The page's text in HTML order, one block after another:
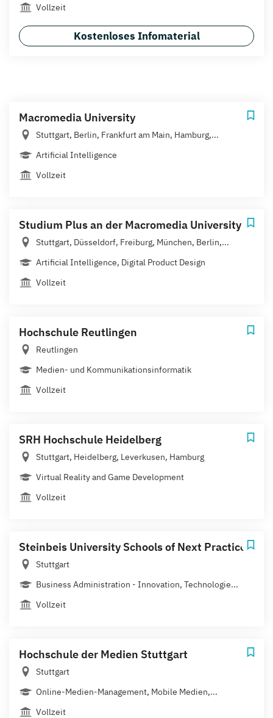
Vollzeit
Kostenloses Infomaterial
Macromedia University
Stuttgart, Berlin, Frankfurt am Main, Hamburg,...
Artificial Intelligence
Vollzeit
Studium Plus an der Macromedia University
Stuttgart, Düsseldorf, Freiburg, München, Berlin,...
Artificial Intelligence, Digital Product Design
Vollzeit
Hochschule Reutlingen
Reutlingen
Medien- und Kommunikationsinformatik
Vollzeit
SRH Hochschule Heidelberg
Stuttgart, Heidelberg, Leverkusen, Hamburg
Virtual Reality and Game Development
Vollzeit
Steinbeis University Schools of Next Practices
Stuttgart
Business Administration - Innovation, Technologie...
Vollzeit
Hochschule der Medien Stuttgart
Stuttgart
Online-Medien-Management, Mobile Medien,...
Vollzeit